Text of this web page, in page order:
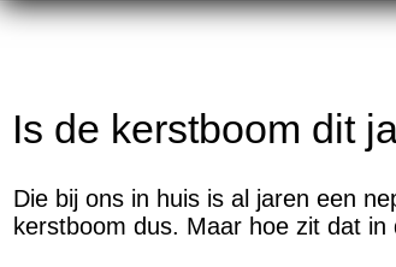
Is de kerstboom dit
Die bij ons in huis is al jaren een
kerstboom dus. Maar hoe zit dat